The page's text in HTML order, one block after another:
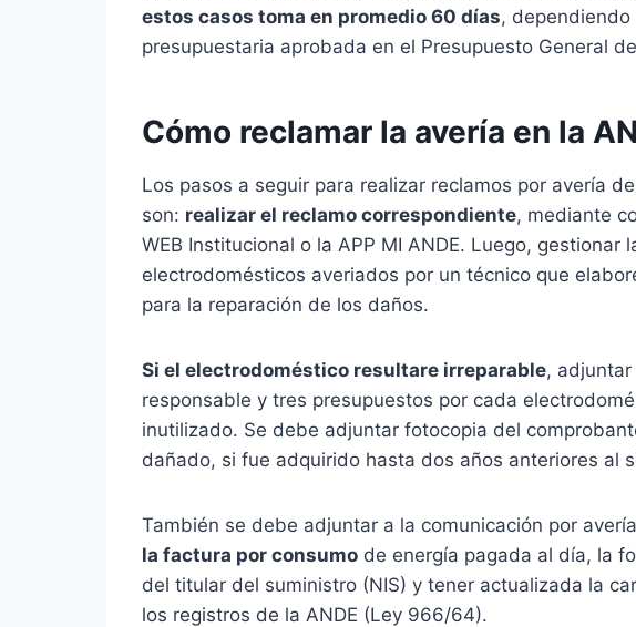
estos casos toma en promedio 60 días,
presupuestaria aprobada en el Presupuesto General
Cómo reclamar la avería en la
Los pasos a seguir para realizar reclamos por avería
son: realizar el reclamo correspondiente, mediante
WEB Institucional o la APP MI ANDE. Luego, gestionar
electrodomésticos averiados por un técnico que
para la reparación de los daños.
Si el electrodoméstico resultare irreparable,
responsable y tres presupuestos por cada
inutilizado. Se debe adjuntar fotocopia del
dañado, si fue adquirido hasta dos años anteriores al
También se debe adjuntar a la comunicación por
la factura por consumo de energía pagada al día, la
del titular del suministro (NIS) y tener actualizada la
los registros de la ANDE (Ley 966/64).